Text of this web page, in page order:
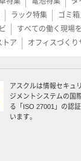
ラック特集
ゴミ
すべての働く現場
トア オフィスづくり
アスクルは情報セキュ
ジメントシステムの国
る「ISO 27001」の認
います。